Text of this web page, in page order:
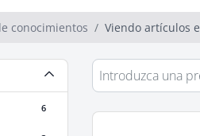
conocimientos Viendo artículos
6